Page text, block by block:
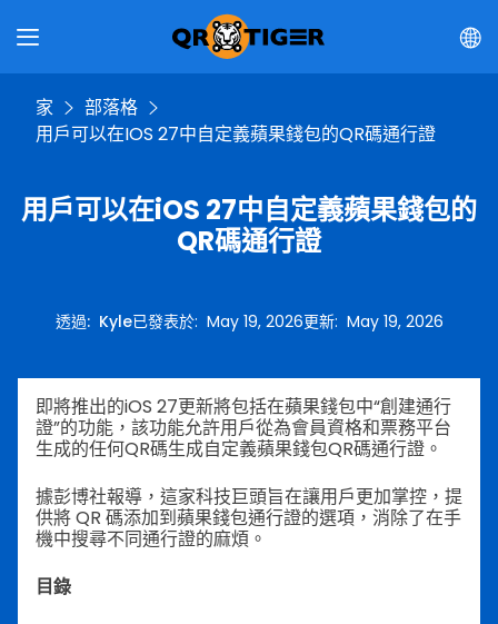
家
部落格
用戶可以在iOS 27中自定義蘋果錢包的QR碼通行證
用戶可以在iOS 27中自定義蘋果錢包的
QR碼通行證
透過: Kyle已發表於: May 19, 2026更新: May 19, 2026
即將推出的iOS 27更新將包括在蘋果錢包中“創建通行
證”的功能，該功能允許用戶從為會員資格和票務平台
生成的任何QR碼生成自定義蘋果錢包QR碼通行證。
據彭博社報導，這家科技巨頭旨在讓用戶更加掌控，提
供將 QR 碼添加到蘋果錢包通行證的選項，消除了在手
機中搜尋不同通行證的麻煩。
目錄